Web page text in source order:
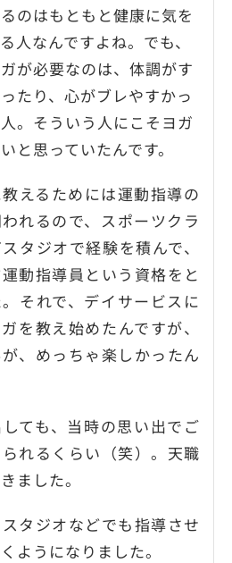
のはもともと健康に気を
人なんですよね。でも、
が必要なのは、体調がす
たり、心がブレやすかっ
。そういう人にこそヨガ
と思っていたんです。
えるためには運動指導の
れるので、スポーツクラ
タジオで経験を積んで、
動指導員という資格をと
それで、デイサービスに
を教え始めたんですが、
、めっちゃ楽しかったん
ても、当時の思い出でご
れるくらい（笑）。天職
ました。
タジオなどでも指導させ
ようになりました。